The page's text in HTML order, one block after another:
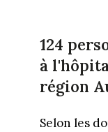
124
à
région
Selon les